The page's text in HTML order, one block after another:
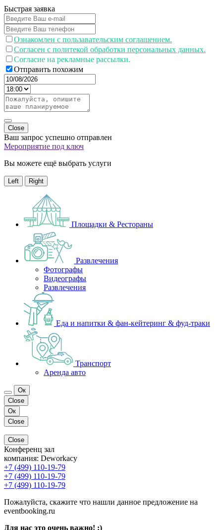
Быстрая заявка
Ознакомлен с пользавательским соглашением.
Согласен с политекой обработки персональных данных.
Согласие на рекламные рассылки.
Отправить похожим
Close
Ваш запрос успешно отправлен
Мероприятие под ключ
Вы можете ещё выбрать услуги
Left Right
Площадки & Рестораны
Развлечения
Фотографы
Видеографы
Развлечения
Еда и напитки & фан-кейтеринг & фуд-траки
Транспорт
Аренда авто
Ок
Close
Ок
Close
Close
Конференц зал
компания: Deworkacy
+7 (499) 110-19-79
+7 (499) 110-19-79
+7 (499) 110-19-79
Пожалуйста, скажите что нашли данное предложение на
eventbooking.ru
Для нас это очень важно! ;)